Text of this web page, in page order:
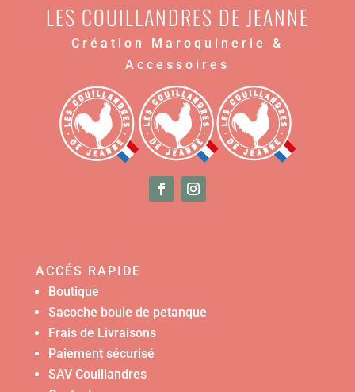
LES COUILLANDRES DE JEANNE
Création Maroquinerie &
Accessoires
ACCÉS RAPIDE
Boutique
Sacoche boule de petanque
Frais de Livraisons
Paiement sécurisé
SAV Couillandres